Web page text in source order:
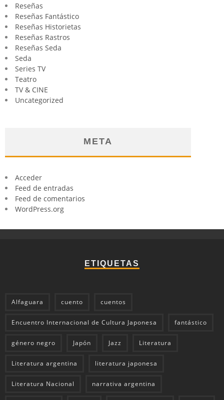
Reseñas
Reseñas Fantástico
Reseñas Historietas
Reseñas Rastros
Reseñas Seda
Seda
Series TV
Teatro
TV & CINE
Uncategorized
META
Acceder
Feed de entradas
Feed de comentarios
WordPress.org
ETIQUETAS
Alfaguara cuento cuentos
Encuentro Internacional de Cultura Japonesa fantástico
género negro Japón Jazz Literatura
Literatura argentina literatura japonesa
Literatura Nacional narrativa argentina